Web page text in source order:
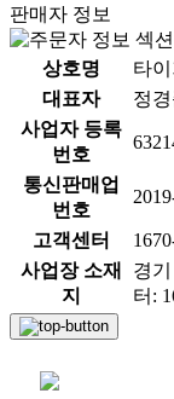
판매자 정보
상호명
타
대표자
정
사업자 등록
번호
통신판매업
번호
고객센터
사업장 소재
지
경
터: